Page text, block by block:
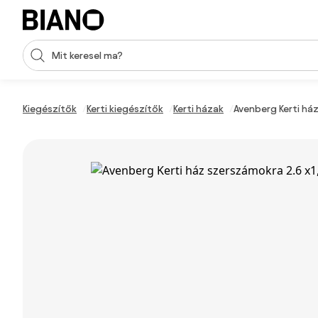
Navigáció kihagyása, ugrás a tartalomra
Keresési bevitel
Kiegészítők Kerti kiegészítők Kerti házak Avenberg Kerti